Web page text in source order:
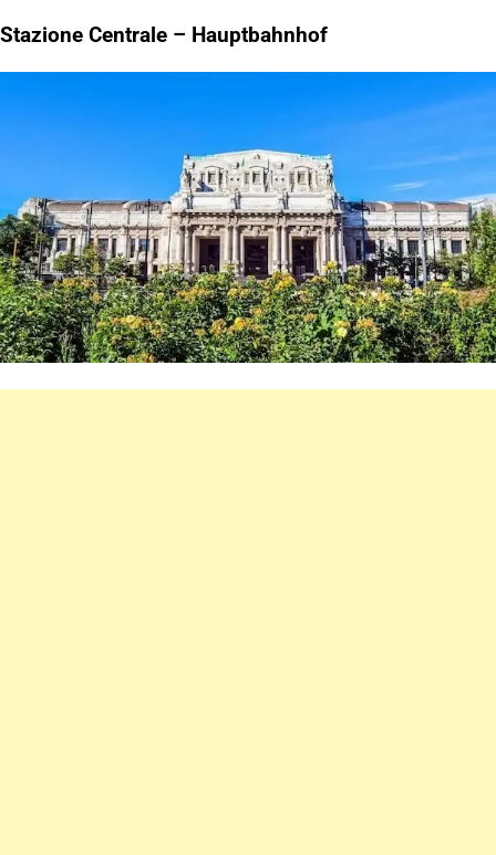
Stazione Centrale – Hauptbahnhof